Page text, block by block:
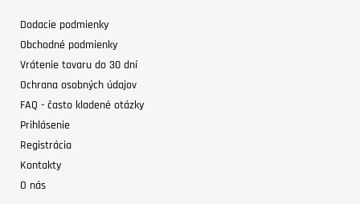
Dodacie podmienky
Obchodné podmienky
Vrátenie tovaru do 30 dní
Ochrana osobných údajov
FAQ - často kladené otázky
Prihlásenie
Registrácia
Kontakty
O nás